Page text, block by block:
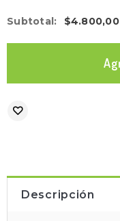
Subtotal : $4.800,00
Descripción